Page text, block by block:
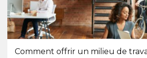
Comment offrir un milieu de